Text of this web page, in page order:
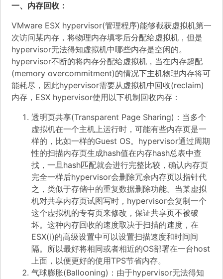
一、内存回收：
VMware ESX hypervisor(管理程序)能够截获虚拟机第一
次访问某内存，将物理内存填零后分配给虚拟机，但是
hypervisor无法得知虚拟机中哪些内存是空闲的。
hypervisor不断的将内存分配给虚拟机，当在内存超配
(memory overcommitment)的情况下主机物理内存将可
能耗尽，因此hypervisor需要从虚拟机中回收(reclaim)
内存，ESX hypervisor使用以下机制回收内存：
透明页共享(Transparent Page Sharing)：当多个
虚拟机在一个主机上运行时，可能有些内存页是一
样的，比如一样的Guest OS。hypervisor通过周期
性的扫描内存页生成hash值在内存hash总表中查
找，一旦hash匹配就会进行完整比较，确认内存页
完全一样后hypervisor会删除冗余内存页以指针代
之，类似于存储中的重复数据删除功能。当某虚拟
机对共享内存页试图写时，hypervisor会复制一个
这个虚拟机的专有页来修改，保证共享页不被破
坏。这种内存回收的速度取决于扫描的速度，在
ESX(i)的高级设置中可以设置扫描速度和时间间
隔。所以最好将相同或者相近的OS部署在一台host
上面，以便更好的使用TPS节省内存。
气球膨胀(Ballooning)：由于hypervisor无法得知